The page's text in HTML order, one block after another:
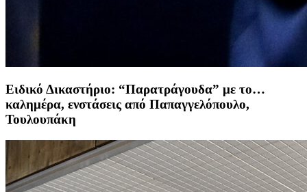
Ειδικό Δικαστήριο: “Παρατράγουδα” με το…
καλημέρα, ενστάσεις από Παπαγγελόπουλο,
Τουλουπάκη